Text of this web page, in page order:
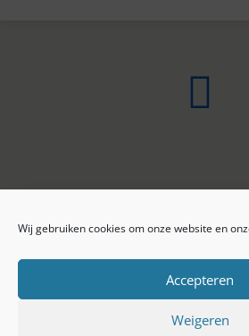
Wij gebruiken cookies om onze website en
Accepteren
Weigeren
ONLINE ARCHIEF
Privacy beleid